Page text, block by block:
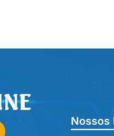
Nossos